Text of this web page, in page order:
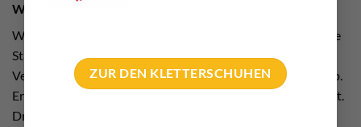
ZUR DEN KLETTERSCHUHEN
Wann ist sie auszutauschen?
Wie jede andere Bandschlinge erreicht auch die verstellbare
Standplatzschlinge irgendwann einmal ihre maximale
Verwendungsdauer. Diese hängt von mehreren Faktoren ab.
Erstens der Intensität der Nutzung. Zweitens der Häufigkeit.
Drittens der Dauer der jeweiligen Kombination aus